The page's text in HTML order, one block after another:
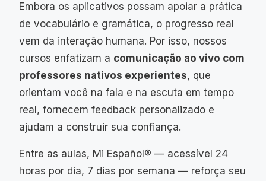
Embora os aplicativos possam apoiar a prática
de vocabulário e gramática, o progresso real
vem da interação humana. Por isso, nossos
cursos enfatizam a comunicação ao vivo com
professores nativos experientes, que
orientam você na fala e na escuta em tempo
real, fornecem feedback personalizado e
ajudam a construir sua confiança.
Entre as aulas, Mi Español® — acessível 24
horas por dia, 7 dias por semana — reforça seu